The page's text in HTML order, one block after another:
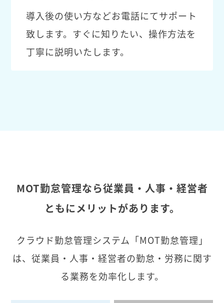
導入後の使い方などお電話にてサポート
致します。すぐに知りたい、操作方法を
丁寧に説明いたします。
MOT勤怠管理なら従業員・人事・経営者
ともにメリットがあります。
クラウド勤怠管理システム「MOT勤怠管理」
は、従業員・人事・経営者の勤怠・労務に関す
る業務を効率化します。